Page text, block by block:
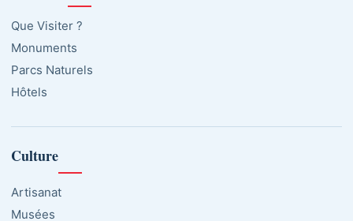
Que Visiter ?
Monuments
Parcs Naturels
Hôtels
Culture
Artisanat
Musées